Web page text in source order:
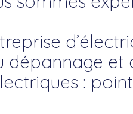
dépannage et
: